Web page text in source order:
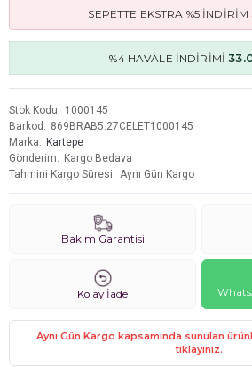
SEPETTE EKSTRA %5 İNDİRİM
%4 HAVALE İNDİRİMİ
Stok Kodu
1000145
Barkod
869BRAB5.27CELET1000145
Marka
Kartepe
Gönderim
Kargo Bedava
Tahmini Kargo Süresi
Aynı Gün Kargo
Bakım Garantisi
Kolay İade
Aynı Gün Kargo kapsamında sunulan
tıklayınız.